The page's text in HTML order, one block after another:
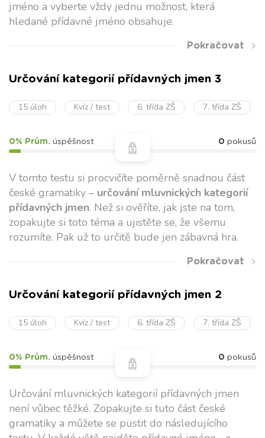
jméno a vyberte vždy jednu možnost, která
hledané přídavné jméno obsahuje.
Pokračovat
Určování kategorií přídavných jmen 3
15 úloh Kvíz / test 6. třída ZŠ 7. třída ZŠ
0% Prům. úspěšnost 0 pokusů
V tomto testu si procvičíte poměrně snadnou část
české gramatiky – určování mluvnických kategorií
přídavných jmen. Než si ověříte, jak jste na tom,
zopakujte si toto téma a ujistěte se, že všemu
rozumíte. Pak už to určitě bude jen zábavná hra.
Pokračovat
Určování kategorií přídavných jmen 2
15 úloh Kvíz / test 6. třída ZŠ 7. třída ZŠ
0% Prům. úspěšnost 0 pokusů
Určování mluvnických kategorií přídavných jmen
není vůbec těžké. Zopakujte si tuto část české
gramatiky a můžete se pustit do následujícího